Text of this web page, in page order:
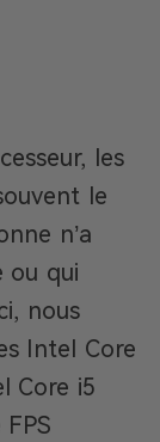
les
le
n’a
ou qui
nous
Intel Core
Core i5